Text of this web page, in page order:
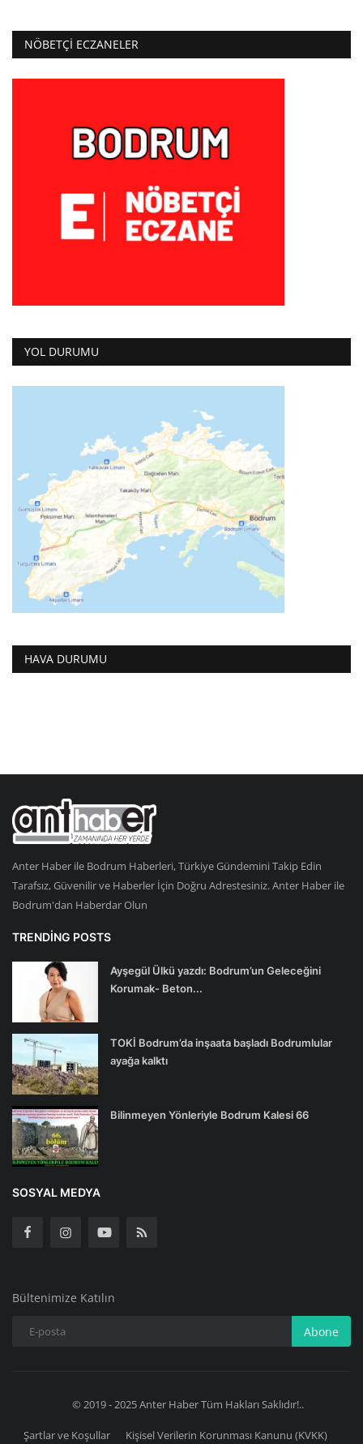
NÖBETÇI ECZANELER
YOL DURUMU
HAVA DURUMU
Anter Haber ile Bodrum Haberleri, Türkiye Gündemini Takip Edin
Tarafsız, Güvenilir ve Haberler İçin Doğru Adrestesiniz. Anter Haber ile
Bodrum'dan Haberdar Olun
TRENDING POSTS
Ayşegül Ülkü yazdı: Bodrum’un Geleceğini
Korumak- Beton...
TOKİ Bodrum’da inşaata başladı Bodrumlular
ayağa kalktı
Bilinmeyen Yönleriyle Bodrum Kalesi 66
SOSYAL MEDYA
Bültenimize Katılın
Abone
© 2019 - 2025 Anter Haber Tüm Hakları Saklıdır!..
Şartlar ve Koşullar Kişisel Verilerin Korunması Kanunu (KVKK)